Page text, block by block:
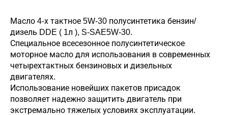
Масло 4-х тактное 5W-30 полусинтетика бензин/
дизель DDE ( 1л ), S-SAE5W-30.
Специальное всесезонное полусинтетическое
моторное масло для использования в современных
четырехтактных бензиновых и дизельных
двигателях.
Использование новейших пакетов присадок
позволяет надежно защитить двигатель при
экстремально тяжелых условиях эксплуатации.